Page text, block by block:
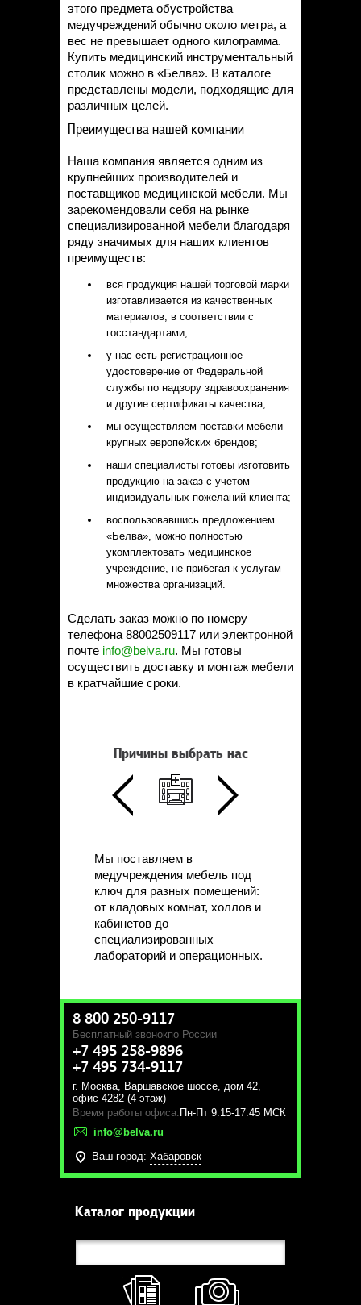
этого предмета обустройства
медучреждений обычно около метра, а
вес не превышает одного килограмма.
Купить медицинский инструментальный
столик можно в «Белва». В каталоге
представлены модели, подходящие для
различных целей.
Преимущества нашей компании
Наша компания является одним из
крупнейших производителей и
поставщиков медицинской мебели. Мы
зарекомендовали себя на рынке
специализированной мебели благодаря
ряду значимых для наших клиентов
преимуществ:
вся продукция нашей торговой марки
изготавливается из качественных
материалов, в соответствии с
госстандартами;
у нас есть регистрационное
удостоверение от Федеральной
службы по надзору здравоохранения
и другие сертификаты качества;
мы осуществляем поставки мебели
крупных европейских брендов;
наши специалисты готовы изготовить
продукцию на заказ с учетом
индивидуальных пожеланий клиента;
воспользовавшись предложением
«Белва», можно полностью
укомплектовать медицинское
учреждение, не прибегая к услугам
множества организаций.
Сделать заказ можно по номеру
телефона 88002509117 или электронной
почте info@belva.ru. Мы готовы
осуществить доставку и монтаж мебели
в кратчайшие сроки.
Причины выбрать нас
Мы поставляем в
медучреждения мебель под
ключ для разных помещений:
от кладовых комнат, холлов и
кабинетов до
специализированных
лабораторий и операционных.
8 800 250-9117
Бесплатный звонокпо России
+7 495 258-9896
+7 495 734-9117
г. Москва, Варшавское шоссе, дом 42,
офис 4282 (4 этаж)
Время работы офиса: Пн-Пт 9:15-17:45 МСК
info@belva.ru
Ваш город: Хабаровск
Каталог продукции